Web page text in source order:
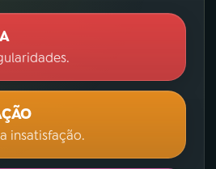
insatisfação.